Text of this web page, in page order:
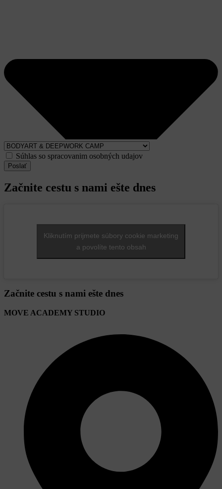
Súhlas so spracovanim osobných udajov
Poslať
Začnite cestu s nami ešte dnes
Kliknutím prijmete súbory cookie marketing
a povolíte tento obsah
Začnite cestu s nami ešte dnes
MOVE ACADEMY STUDIO